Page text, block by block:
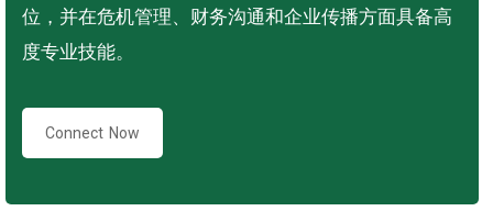
位，并在危机管理、财务沟通和企业传播方面具备高
度专业技能。
Connect Now